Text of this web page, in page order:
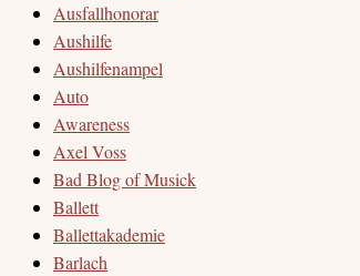
Ausfallhonorar
Aushilfe
Aushilfenampel
Auto
Awareness
Axel Voss
Bad Blog of Musick
Ballett
Ballettakademie
Barlach